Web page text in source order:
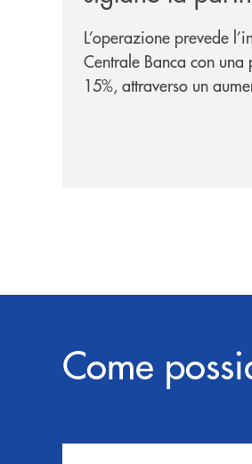
strategica
L’operazione prevede
Centrale Banca con
15%, attraverso un
sulla condivisione di
prossimità ai territori,
Come